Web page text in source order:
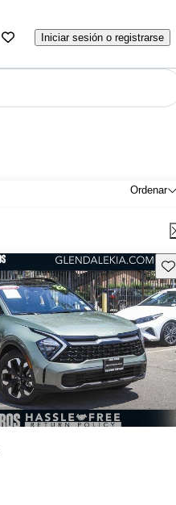
Iniciar sesión o registrarse
Ordenar